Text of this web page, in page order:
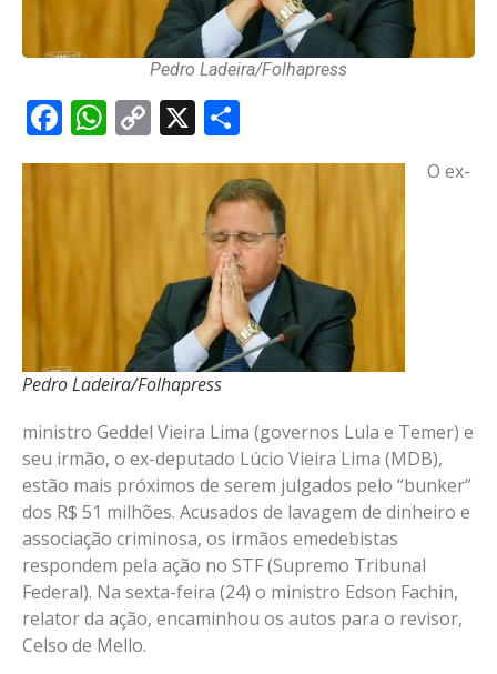
Pedro Ladeira/Folhapress
Facebook
WhatsApp
Copy
Link
X
Pedro Ladeira/Folhapress
O ex-
ministro Geddel Vieira Lima (governos Lula e Temer) e
seu irmão, o ex-deputado Lúcio Vieira Lima (MDB),
estão mais próximos de serem julgados pelo “bunker”
dos R$ 51 milhões. Acusados de lavagem de dinheiro e
associação criminosa, os irmãos emedebistas
respondem pela ação no STF (Supremo Tribunal
Federal). Na sexta-feira (24) o ministro Edson Fachin,
relator da ação, encaminhou os autos para o revisor,
Celso de Mello.